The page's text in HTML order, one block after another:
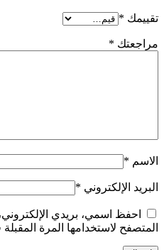
تقييمك *
مراجعتك *
الاسم *
البريد الإلكتروني *
احفظ اسمي، بريدي
المتصفح لاستخدامها المرة